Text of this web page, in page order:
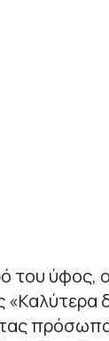
του ύφος,